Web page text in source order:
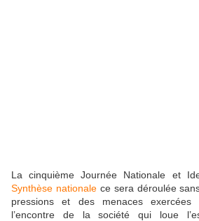
La cinquième Journée Nationale et
Synthèse nationalece sera déroulée
pressions et des menaces
l’encontre de la société qui loue